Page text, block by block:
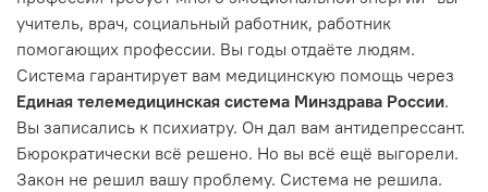
учитель, врач, социальный работник, работник
помогающих профессии. Вы годы отдаёте людям.
Система гарантирует вам медицинскую помощь через
Единая телемедицинская система Минздрава России.
Вы записались к психиатру. Он дал вам антидепрессант.
Бюрократически всё решено. Но вы всё ещё выгорели.
Закон не решил вашу проблему. Система не решила.